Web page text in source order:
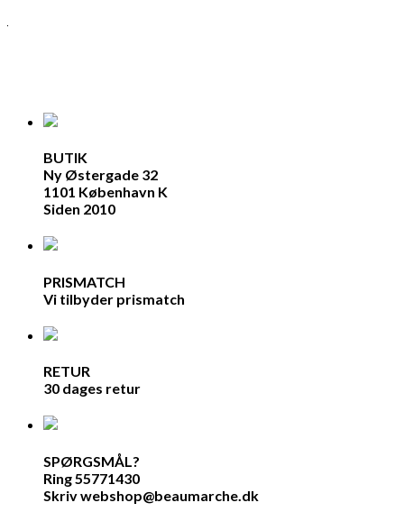
-
BUTIK
Ny Østergade 32
1101 København K
Siden 2010
PRISMATCH
Vi tilbyder prismatch
RETUR
30 dages retur
SPØRGSMÅL?
Ring 55771430
Skriv webshop@beaumarche.dk